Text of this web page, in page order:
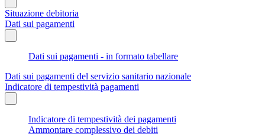
Situazione debitoria
Dati sui pagamenti
Dati sui pagamenti - in formato tabellare
Dati sui pagamenti del servizio sanitario nazionale
Indicatore di tempestività pagamenti
Indicatore di tempestività dei pagamenti
Ammontare complessivo dei debiti